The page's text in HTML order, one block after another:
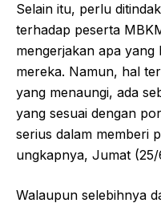
Selain itu, perlu
terhadap peserta
mengerjakan apa
mereka. Namun, hal
yang menaungi, ada
yang sesuai dengan
serius dalam memberi
ungkapnya, Jumat
Walaupun selebihnya